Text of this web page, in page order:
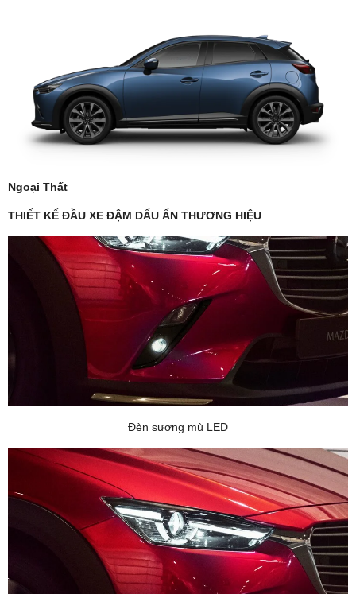
Ngoại Thất
THIẾT KẾ ĐẦU XE ĐẬM DẤU ẤN THƯƠNG HIỆU
Đèn sương mù LED